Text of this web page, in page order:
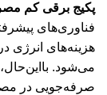
پکیج برقی کم
فناوری‌های
هزینه‌های انرژی
می‌شود.
صرفه‌جویی در